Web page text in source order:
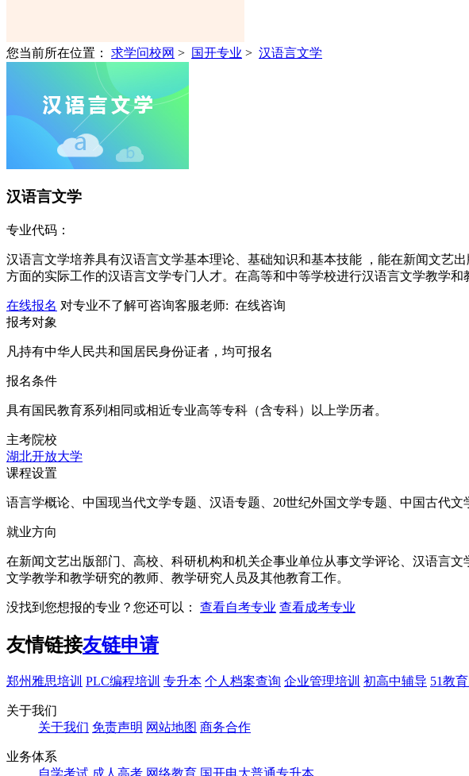
您当前所在位置： 求学问校网 > 国开专业 > 汉语言文学
汉语言文学
专业代码：
汉语言文学培养具有汉语言文学基本理论、基础知识和基本技能 ，能在新闻文艺
方面的实际工作的汉语言文学专门人才。在高等和中等学校进行汉语言文学教学和
在线报名 对专业不了解可咨询客服老师: 在线咨询
报考对象
凡持有中华人民共和国居民身份证者，均可报名
报名条件
具有国民教育系列相同或相近专业高等专科（含专科）以上学历者。
主考院校
湖北开放大学
课程设置
语言学概论、中国现当代文学专题、汉语专题、20世纪外国文学专题、中国古代文
就业方向
在新闻文艺出版部门、高校、科研机构和机关企事业单位从事文学评论、汉语言
文学教学和教学研究的教师、教学研究人员及其他教育工作。
没找到您想报的专业？您还可以： 查看自考专业 查看成考专业
友情链接友链申请
郑州雅思培训 PLC编程培训 专升本 个人档案查询 企业管理培训 初高中辅导 51教
关于我们
关于我们 免责声明 网站地图 商务合作
业务体系
自学考试 成人高考 网络教育 国开电大普通专升本